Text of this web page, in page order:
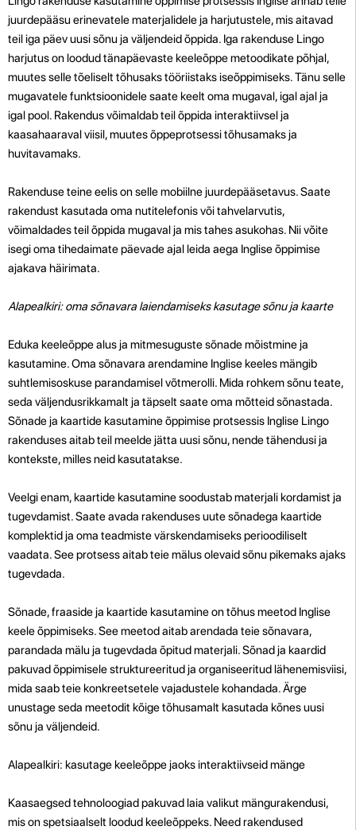
juurdepääsu erinevatele materjalidele ja harjutustele, mis aitavad
teil iga päev uusi sõnu ja väljendeid õppida. Iga rakenduse Lingo
harjutus on loodud tänapäevaste keeleõppe metoodikate põhjal,
muutes selle tõeliselt tõhusaks tööriistaks iseõppimiseks. Tänu selle
mugavatele funktsioonidele saate keelt oma mugaval, igal ajal ja
igal pool. Rakendus võimaldab teil õppida interaktiivsel ja
kaasahaaraval viisil, muutes õppeprotsessi tõhusamaks ja
huvitavamaks.
Rakenduse teine ​​eelis on selle mobiilne juurdepääsetavus. Saate
rakendust kasutada oma nutitelefonis või tahvelarvutis,
võimaldades teil õppida mugaval ja mis tahes asukohas. Nii võite
isegi oma tihedaimate päevade ajal leida aega Inglise õppimise
ajakava häirimata.
Alapealkiri: oma sõnavara laiendamiseks kasutage sõnu ja kaarte
Eduka keeleõppe alus ja mitmesuguste sõnade mõistmine ja
kasutamine. Oma sõnavara arendamine Inglise keeles mängib
suhtlemisoskuse parandamisel võtmerolli. Mida rohkem sõnu teate,
seda väljendusrikkamalt ja täpselt saate oma mõtteid sõnastada.
Sõnade ja kaartide kasutamine õppimise protsessis Inglise Lingo
rakenduses aitab teil meelde jätta uusi sõnu, nende tähendusi ja
kontekste, milles neid kasutatakse.
Veelgi enam, kaartide kasutamine soodustab materjali kordamist ja
tugevdamist. Saate avada rakenduses uute sõnadega kaartide
komplektid ja oma teadmiste värskendamiseks perioodiliselt
vaadata. See protsess aitab teie mälus olevaid sõnu pikemaks ajaks
tugevdada.
Sõnade, fraaside ja kaartide kasutamine on tõhus meetod Inglise
keele õppimiseks. See meetod aitab arendada teie sõnavara,
parandada mälu ja tugevdada õpitud materjali. Sõnad ja kaardid
pakuvad õppimisele struktureeritud ja organiseeritud lähenemisviisi,
mida saab teie konkreetsetele vajadustele kohandada. Ärge
unustage seda meetodit kõige tõhusamalt kasutada kõnes uusi
sõnu ja väljendeid.
Alapealkiri: kasutage keeleõppe jaoks interaktiivseid mänge
Kaasaegsed tehnoloogiad pakuvad laia valikut mängurakendusi,
mis on spetsiaalselt loodud keeleõppeks. Need rakendused